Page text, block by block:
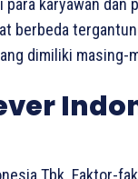
karyawan dan
berbeda
dimiliki masing-
Tbk. Faktor-